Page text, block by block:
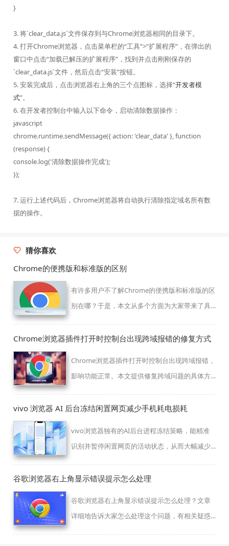
}
3. 将`clear_data.js`文件保存到与Chrome浏览器相同的目录下。
4. 打开Chrome浏览器，点击菜单栏的“工具”>“扩展程序”，在弹出的
窗口中点击“加载已解压的扩展程序”，找到并点击刚刚保存的
`clear_data.js`文件，然后点击“安装”按钮。
5. 安装完成后，点击浏览器右上角的三个点图标，选择“开发者模
式”。
6. 在开发者控制台中输入以下命令，启动清除数据操作：
javascript
chrome.runtime.sendMessage({ action: 'clear_data' }, function
(response) {
console.log('清除数据操作完成');
});
7. 运行上述代码后，Chrome浏览器将自动执行清除指定域名所有数
据的操作。
猜你喜欢
Chrome的便携版和标准版的区别
有许多用户不了解Chrome的便携版和标准版的区
别在哪？于是，本文从多个方面为大家带来了具
Chrome浏览器插件打开时控制台出现跨域报错的修复方式
Chrome浏览器插件打开时控制台出现跨域报错，
影响功能正常。本文提供修复跨域问题的具体方
vivo 浏览器 AI 后台冻结闲置网页减少手机耗电损耗
vivo浏览器独有的AI后台进程冻结策略，能精准
识别并暂停闲置网页的活动状态，从而大幅减少
现，还能腾出内存资源，保障手机在高频使用环
谷歌浏览器右上角显示错误提示怎么处理
谷歌浏览器右上角显示错误提示怎么处理？文章
详细地告诉大家怎么处理这个问题，有相关疑惑